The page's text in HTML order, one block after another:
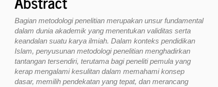
Bagian metodologi penelitian merupakan unsur fundamental
dalam dunia akademik yang menentukan validitas serta
keandalan suatu karya ilmiah. Dalam konteks pendidikan
Islam, penyusunan metodologi penelitian menghadirkan
tantangan tersendiri, terutama bagi peneliti pemula yang
kerap mengalami kesulitan dalam memahami konsep
dasar, memilih pendekatan yang tepat, dan merancang